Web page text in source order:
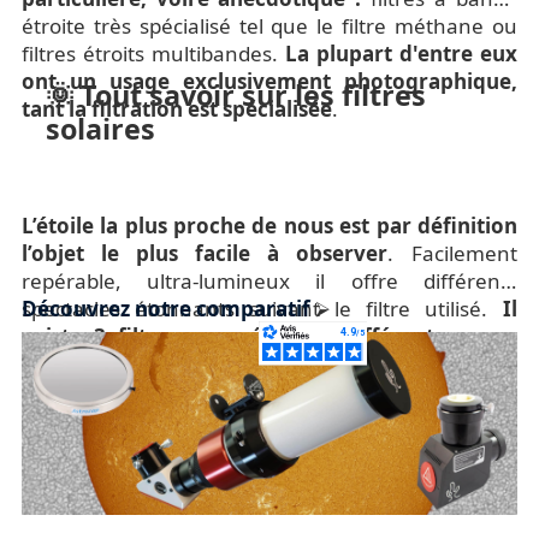
étroite très spécialisé tel que le filtre méthane ou
filtres étroits multibandes. La plupart d'entre eux
ont un usage exclusivement photographique,
tant la filtration est spécialisée.
🌞 Tout savoir sur les filtres
solaires
L’étoile la plus proche de nous est par définition
l’objet le plus facile à observer. Facilement
repérable, ultra-lumineux il offre différents
spectacles étonnants suivant le filtre utilisé. Il
existe 3 filtres ou méthodes différentes pour
contempler notre étoile. L’observation en lumière
blanche (pour les tâches solaires), en H-Alpha (la
plus spectaculaire où l'on voit les protubérances) et
à l’aide d’un prisme de Herschel pour voir
différemment la granulation [...]
Découvrez notre comparatif⮚